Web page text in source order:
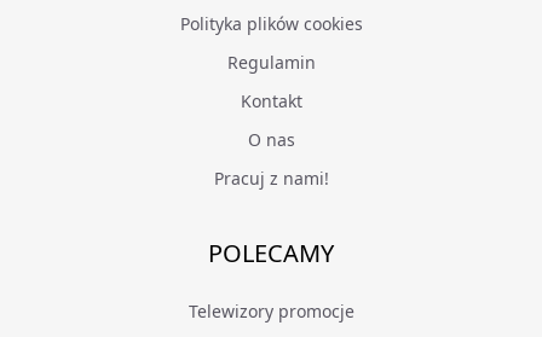
Polityka plików cookies
Regulamin
Kontakt
O nas
Pracuj z nami!
POLECAMY
Telewizory promocje